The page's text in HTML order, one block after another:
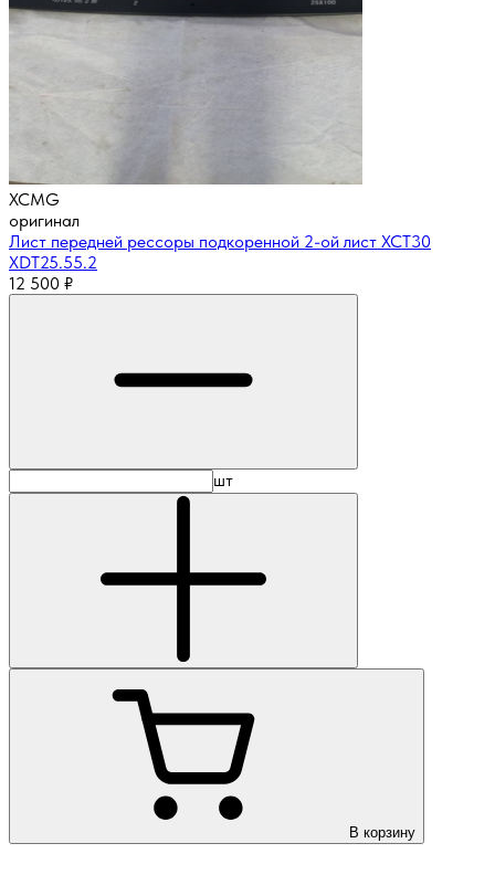
XCMG
оригинал
Лист передней рессоры подкоренной 2-ой лист XCT30
XDT25.55.2
12 500 ₽
шт
В корзину